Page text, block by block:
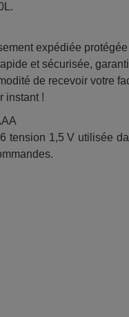
expédiée
et sécurisée,
de recevoir votre
instant !
tension 1,5 V utilisée